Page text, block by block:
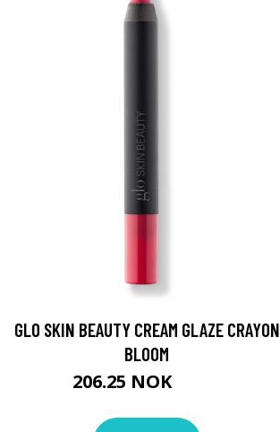
GLO SKIN BEAUTY CREAM GLAZE CRAYON
BLOOM
206.25 NOK